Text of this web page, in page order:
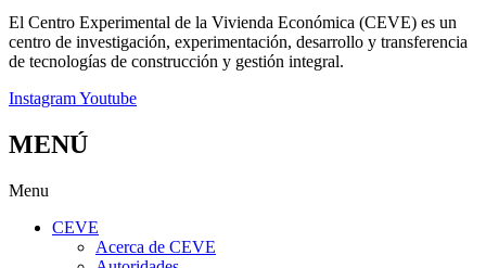
El Centro Experimental de la Vivienda Económica (CEVE) es un
centro de investigación, experimentación, desarrollo y transferencia
de tecnologías de construcción y gestión integral.
InstagramYoutube
MENÚ
Menu
CEVE
Acerca de CEVE